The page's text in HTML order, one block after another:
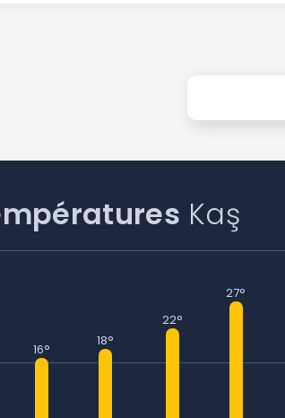
Kaş
16°
18°
22°
27°
ou connectez-vous par mail